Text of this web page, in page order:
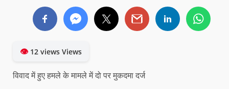
👁12 views Views
विवाद में हुए हमले के मामले में दो पर मुकदमा दर्ज